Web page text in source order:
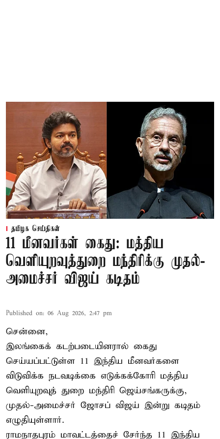
தமிழக செய்திகள்
11 மீனவர்கள் கைது: மத்திய
வெளியுறவுத்துறை மந்திரிக்கு முதல்-
அமைச்சர் விஜய் கடிதம்
Published on: 06 Aug 2026, 2:47 pm
சென்னை,
இலங்கைக் கடற்படையினரால் கைது
செய்யப்பட்டுள்ள 11 இந்திய மீனவர்களை
விடுவிக்க நடவடிக்கை எடுக்கக்கோரி மத்திய
வெளியுறவுத் துறை மந்திரி ஜெய்சங்கருக்கு,
முதல்-அமைச்சர் ஜோசப் விஜய் இன்று கடிதம்
எழுதியுள்ளார்.
ராமநாதபுரம் மாவட்டத்தைச் சேர்ந்த 11 இந்திய